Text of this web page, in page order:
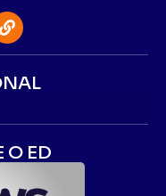
O ED